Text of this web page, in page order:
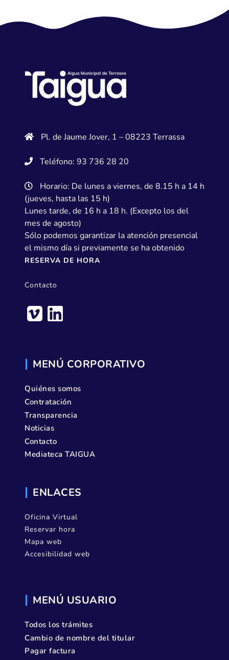
Pl. de Jaume Jover, 1 – 08223 Terrassa
Teléfono: 93 736 28 20
Horario: De lunes a viernes, de 8.15 h a 14 h
(jueves, hasta las 15 h)
Lunes tarde, de 16 h a 18 h. (Excepto los del
mes de agosto)
Sólo podemos garantizar la atención presencial
el mismo día si previamente se ha obtenido
RESERVA DE HORA
Contacto
MENÚ CORPORATIVO
Quiénes somos
Contratación
Transparencia
Noticias
Contacto
Mediateca TAIGUA
ENLACES
Oficina Virtual
Reservar hora
Mapa web
Accesibilidad web
MENÚ USUARIO
Todos los trámites
Cambio de nombre del titular
Pagar factura